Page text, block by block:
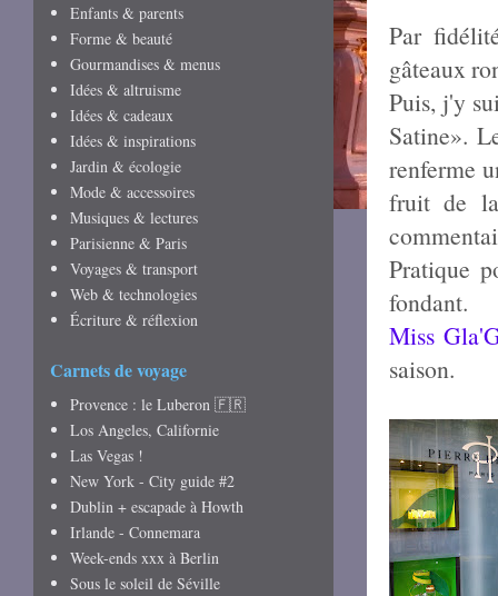
Par
gâteaux
Puis, j'y
Satine».
renferme
fruit de la
Pratique
fondant.
Miss
saison.
Enfants & parents
Forme & beauté
Gourmandises & menus
Idées & altruisme
Idées & cadeaux
Idées & inspirations
Jardin & écologie
Mode & accessoires
Musiques & lectures
Parisienne & Paris
Voyages & transport
Web & technologies
Écriture & réflexion
Carnets de voyage
Provence : le Luberon 🇫🇷
Los Angeles, Californie
Las Vegas !
New York - City guide #2
Dublin + escapade à Howth
Irlande - Connemara
Week-ends xxx à Berlin
Sous le soleil de Séville